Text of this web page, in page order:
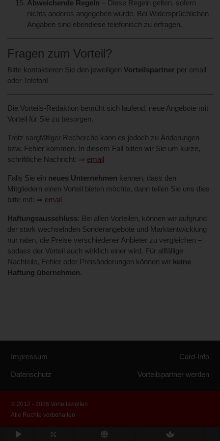
Abweichende Regeln – Diese Regeln gelten, sofern
nichts anderes angegeben wurde. Bei Widersprüchlichen
Angaben sind ebendiese telefonisch zu erfragen.
Fragen zum Vorteil?
Bitte kontaktieren Sie den jeweiligen Vorteilspartner per email
oder Telefon!
Die Vorteils-Redaktion bemüht sich laufend, neue Angebote mit
Vorteil für Sie zu besorgen.
Trotz sorgfältiger Recherche kann es jedoch zu Änderungen
bzw. Fehler kommen. In diesem Fall bitten wir Sie um kurze,
schriftliche Nachricht: ⇒ email
Falls Sie ein neues Unternehmen kennen, dass den
Mitgliedern einen Vorteil bieten möchte, dann teilen Sie uns dies
bitte mit: ⇒ email
Haftungsausschluss: Bei allen Vorteilen, können wir aufgrund
der stark wechselnden Sonderangebote und Marktentwicklung
nur raten, die Preise verschiedener Anbieter zu vergleichen –
sodass der Vorteil auch wirklich einer wird. Für allfällige
Nachteile, Fehler oder Preisänderungen können wir keine
Haftung übernehmen.
Impressum
Datenschutz
Card-Info
Vorteilspartner werden
© 2012 - 2026 Vorteilswelten
Alle Rechte vorbehalten